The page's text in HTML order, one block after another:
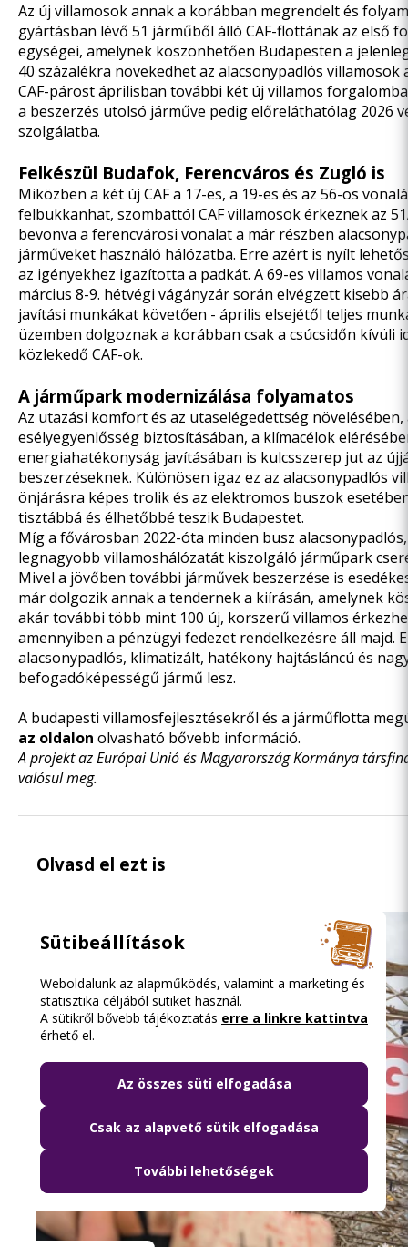
Az új villamosok annak a korábban megrendelt és
gyártásban lévő 51 járműből álló CAF-flottának az első
egységei, amelynek köszönhetően Budapesten a
40 százalékra növekedhet az alacsonypadlós villamosok
CAF-párost áprilisban további két új villamos
a beszerzés utolsó járműve pedig előreláthatólag 2026
szolgálatba.
Felkészül Budafok, Ferencváros és Zugló is
Miközben a két új CAF a 17-es, a 19-es és az 56-os
felbukkanhat, szombattól CAF villamosok érkeznek az
bevonva a ferencvárosi vonalat a már részben
járműveket használó hálózatba. Erre azért is nyílt
az igényekhez igazította a padkát. A 69-es villamos
március 8-9. hétvégi vágányzár során elvégzett kisebb
javítási munkákat követően - április elsejétől teljes
üzemben dolgoznak a korábban csak a csúcsidőn kívüli
közlekedő CAF-ok.
A járműpark modernizálása folyamatos
Az utazási komfort és az utaselégedettség növelésében,
esélyegyenlősség biztosításában, a klímacélok
energiahatékonyság javításában is kulcsszerep jut az
beszerzéseknek. Különösen igaz ez az alacsonypadlós
önjárásra képes trolik és az elektromos buszok
tisztábbá és élhetőbbé teszik Budapestet.
Míg a fővárosban 2022-óta minden busz
legnagyobb villamoshálózatát kiszolgáló járműpark
Mivel a jövőben további járművek beszerzése is
már dolgozik annak a tendernek a kiírásán, amelynek
akár további több mint 100 új, korszerű villamos
amennyiben a pénzügyi fedezet rendelkezésre áll majd.
alacsonypadlós, klimatizált, hatékony hajtásláncú és
befogadóképességű jármű lesz.
A budapesti villamosfejlesztésekről és a járműflotta
az oldalon olvasható bővebb információ.
A projekt az Európai Unió és Magyarország Kormánya
valósul meg.
Olvasd el ezt is
Sütibeállítások
Weboldalunk az alapműködés, valamint a marketing és
statisztika céljából sütiket használ.
A sütikről bővebb tájékoztatás erre a linkre kattintva
érhető el.
Az összes süti elfogadása
Csak az alapvető sütik elfogadása
További lehetőségek